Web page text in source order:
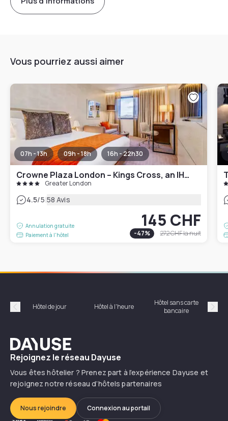
Vous pourriez aussi aimer
07h - 13h 09h - 18h 16h - 22h30
Crowne Plaza London – Kings Cross, an IHG Hotel
Greater London
4.5/5|58 Avis
Annulation gratuite
Paiement à l'hôtel
145 CHF
-47% 272 CHFla nuit
Précédent
Hôtel de jour Hôtel à l'heure
Hôtel sans carte
bancaire
Dayuse
Rejoignez le réseau Dayuse
Vous êtes hôtelier ? Prenez part à l’expérience Dayuse et
rejoignez notre réseau d’hôtels partenaires
Nous rejoindre Connexion au portail